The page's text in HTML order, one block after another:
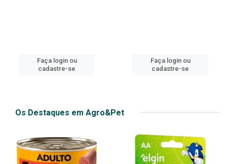
Faça login ou
cadastre-se
cadastre-se
Os Destaques em Agro&Pet